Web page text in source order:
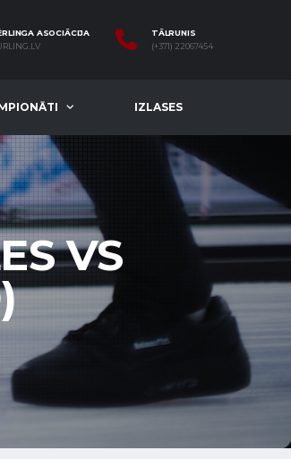
ASOCIĀCIJA
TĀLRUNIS
(+371) 22067454
IZLASES
VS